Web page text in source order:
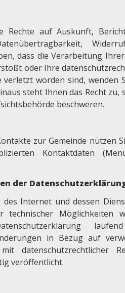
Rechte auf Auskunft,
dass die Verarbeitung
oder Ihre
worden sind, wenden
steht Ihnen das Recht zu,
beschweren.
zur Gemeinde nützen
Kontaktdaten
der
Internet und dessen
technischer Möglichkeiten
in Bezug auf
datenschutzrechtlicher
veröffentlicht.